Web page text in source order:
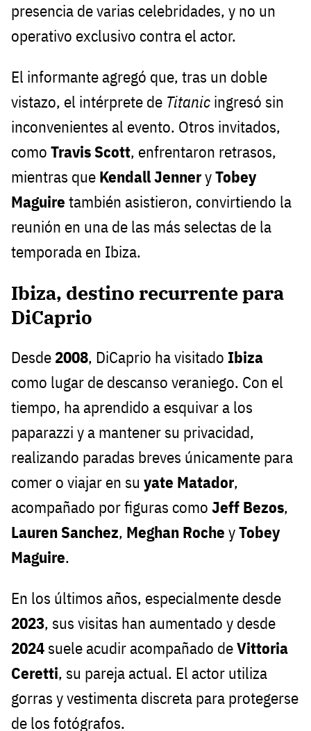
presencia de varias celebridades, y no un
operativo exclusivo contra el actor.
El informante agregó que, tras un doble
vistazo, el intérprete de Titanic ingresó sin
inconvenientes al evento. Otros invitados,
como Travis Scott, enfrentaron retrasos,
mientras que Kendall JenneryTobey
Maguire también asistieron, convirtiendo la
reunión en una de las más selectas de la
temporada en Ibiza.
Ibiza, destino recurrente para
DiCaprio
Desde 2008, DiCaprio ha visitado Ibiza
como lugar de descanso veraniego. Con el
tiempo, ha aprendido a esquivar a los
paparazzi y a mantener su privacidad,
realizando paradas breves únicamente para
comer o viajar en su yate Matador,
acompañado por figuras como Jeff Bezos,
Lauren Sanchez, Meghan Roche yTobey
Maguire.
En los últimos años, especialmente desde
2023, sus visitas han aumentado y desde
2024 suele acudir acompañado deVittoria
Ceretti, su pareja actual. El actor utiliza
gorras y vestimenta discreta para protegerse
de los fotógrafos.